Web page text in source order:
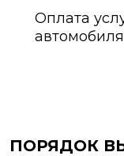
Оплата
автомобиля
ПОРЯДОК